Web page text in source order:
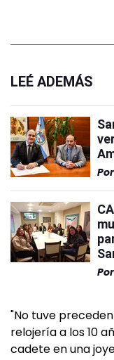
LEÉ ADEMÁS
Por
Por
"No tuve
relojería a los 10
cadete en una